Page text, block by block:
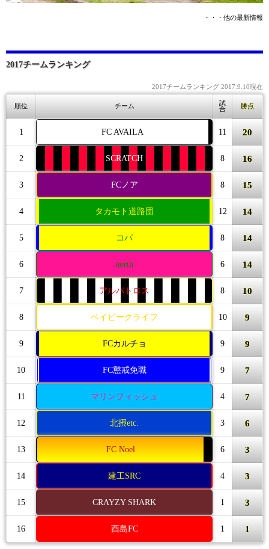
・・・他の最新情報
2017チームランキング
2017チームランキング 2017.9.10現在
順位 チーム
試
合
勝点
1 FC AVAILA 11 20
2 SCRATCH 8 16
3 FCノア 8 15
4 タカモト道路団 12 14
5 コパ 8 14
6 north 6 14
7 アルバトロス 8 10
8 ベイビークライフ 10 9
9 FCカルチョ 9 9
10 FC懲戒免職 9 7
11 マリンフィッシュ 4 7
12 北摂etc. 3 6
13 FC Noel 6 3
14 建工SRC 4 3
15 CRAYZY SHARK 1 3
16 酉島FC 1 1